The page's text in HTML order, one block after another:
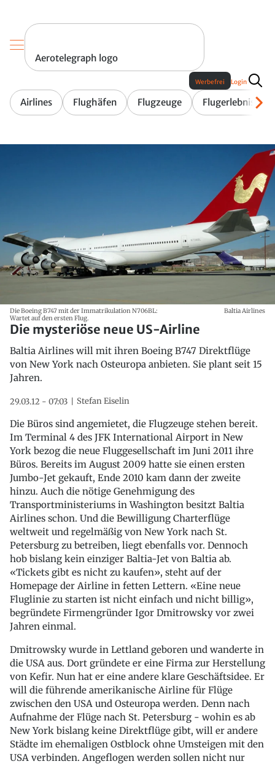
Aerotelegraph logo
Airlines Flughäfen Flugzeuge Flugerlebnis
Werbefrei Login
Die Boeing B747 mit der Immatrikulation N706BL:
Wartet auf den ersten Flug.
Baltia Airlines
Die mysteriöse neue US-Airline
Baltia Airlines will mit ihren Boeing B747 Direktflüge
von New York nach Osteuropa anbieten. Sie plant seit 15
Jahren.
29.03.12 - 07:03 Stefan Eiselin
Die Büros sind angemietet, die Flugzeuge stehen bereit.
Im Terminal 4 des JFK International Airport in New
York bezog die neue Fluggesellschaft im Juni 2011 ihre
Büros. Bereits im August 2009 hatte sie einen ersten
Jumbo-Jet gekauft, Ende 2010 kam dann der zweite
hinzu. Auch die nötige Genehmigung des
Transportministeriums in Washington besitzt Baltia
Airlines schon. Und die Bewilligung Charterflüge
weltweit und regelmäßig von New York nach St.
Petersburg zu betreiben, liegt ebenfalls vor. Dennoch
hob bislang kein einziger Baltia-Jet von Baltia ab.
«Tickets gibt es nicht zu kaufen», steht auf der
Homepage der Airline in fetten Lettern. «Eine neue
Fluglinie zu starten ist nicht einfach und nicht billig»,
begründete Firmengründer Igor Dmitrowsky vor zwei
Jahren einmal.
Dmitrowsky wurde in Lettland geboren und wanderte in
die USA aus. Dort gründete er eine Firma zur Herstellung
von Kefir. Nun hat er eine andere klare Geschäftsidee. Er
will die führende amerikanische Airline für Flüge
zwischen den USA und Osteuropa werden. Denn nach
Aufnahme der Flüge nach St. Petersburg - wohin es ab
New York bislang keine Direktflüge gibt, will er andere
Städte im ehemaligen Ostblock ohne Umsteigen mit den
USA verbinden. Angeflogen werden sollen nicht nur